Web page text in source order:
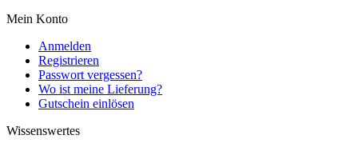
Mein Konto
Anmelden
Registrieren
Passwort vergessen?
Wo ist meine Lieferung?
Gutschein einlösen
Wissenswertes